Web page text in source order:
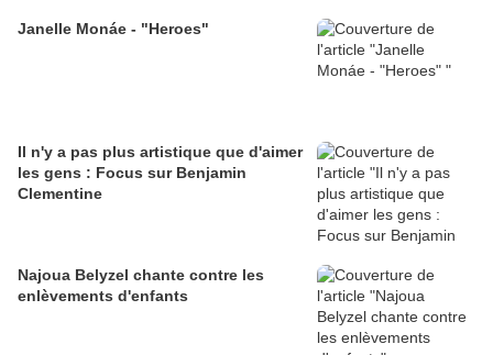
Janelle Monáe - "Heroes"
Il n'y a pas plus artistique que d'aimer
les gens : Focus sur Benjamin
Clementine
Najoua Belyzel chante contre les
enlèvements d'enfants